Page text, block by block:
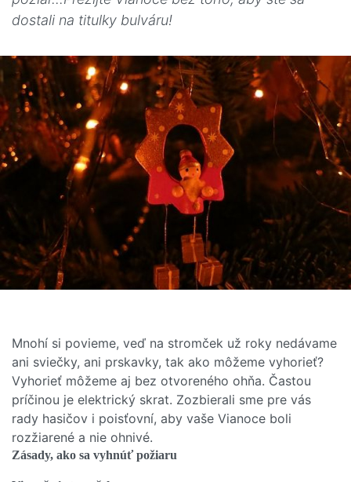
dostali na titulky bulváru!
Mnohí si povieme, veď na stromček už roky nedávame
ani sviečky, ani prskavky, tak ako môžeme vyhorieť?
Vyhorieť môžeme aj bez otvoreného ohňa. Častou
príčinou je elektrický skrat. Zozbierali sme pre vás
rady hasičov i poisťovní, aby vaše Vianoce boli
rozžiarené a nie ohnivé.
Zásady, ako sa vyhnúť požiaru